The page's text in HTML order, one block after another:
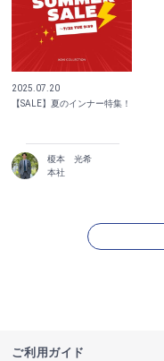
2025.07.20
【SALE】夏のインナー特集！
榎本 光希
本社
ご利用ガイド